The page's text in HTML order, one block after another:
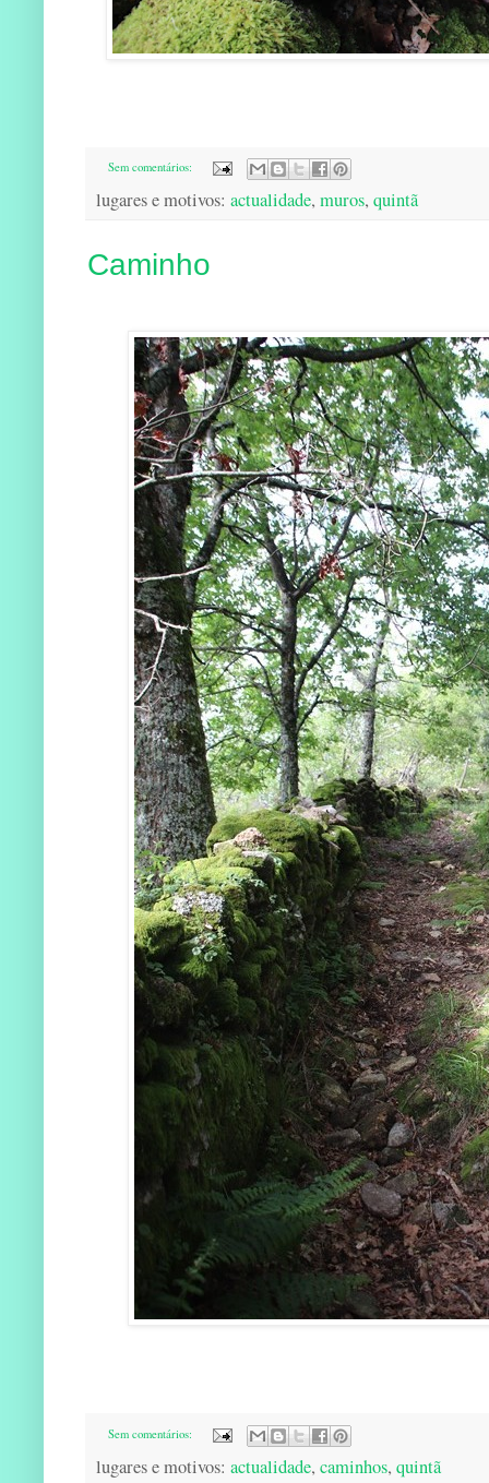
Sem comentários:
lugares e motivos: actualidade, muros, quintã
Caminho
Sem comentários:
lugares e motivos: actualidade, caminhos, quintã